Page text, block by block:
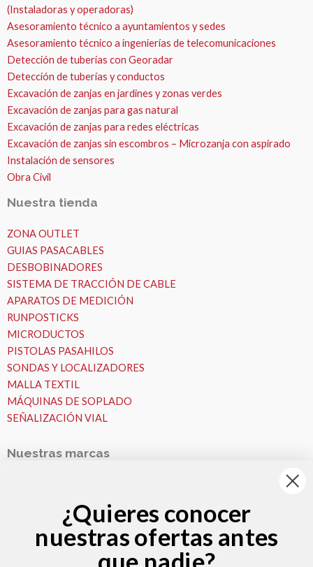
(Instaladoras y operadoras)
Asesoramiento técnico a ayuntamientos y sedes
Asesoramiento técnico a ingenierías de telecomunicaciones
Detección de tuberías con Georadar
Detección de tuberías y conductos
Excavación de zanjas en jardines y zonas verdes
Excavación de zanjas para gas natural
Excavación de zanjas para redes eléctricas
Excavación de zanjas sin escombros – Microzanja con aspirado
Instalación de sensores
Obra Civil
Nuestra tienda
ZONA OUTLET
GUIAS PASACABLES
DESBOBINADORES
SISTEMA DE TRACCIÓN DE CABLE
APARATOS DE MEDICIÓN
RUNPOSTICKS
MICRODUCTOS
PISTOLAS PASAHILOS
SONDAS Y LOCALIZADORES
MALLA TEXTIL
MÁQUINAS DE SOPLADO
SEÑALIZACIÓN VIAL
Nuestras marcas
VESALA
¿Quieres conocer
nuestras ofertas antes
que nadie?